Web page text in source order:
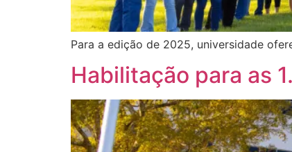
Para a edição de 2025, universidade
Habilitação para as